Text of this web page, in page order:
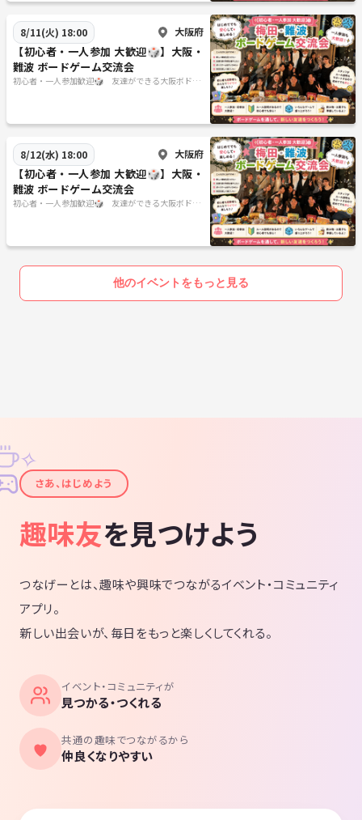
8/11(火) 18:00 大阪府
【初心者・一人参加 大歓迎🎲】大阪・
難波 ボードゲーム交流会
初心者・一人参加歓迎🎲 友達ができる大阪ボドゲ
8/12(水) 18:00 大阪府
【初心者・一人参加 大歓迎🎲】大阪・
難波 ボードゲーム交流会
初心者・一人参加歓迎🎲 友達ができる大阪ボドゲ
他のイベントをもっと見る
✦
✧
さあ、はじめよう
趣味友を見つけよう
つなげーとは、趣味や興味でつながるイベント・コミュニティ
アプリ。
新しい出会いが、毎日をもっと楽しくしてくれる。
イベント・コミュニティが
見つかる・つくれる
共通の趣味でつながるから
仲良くなりやすい